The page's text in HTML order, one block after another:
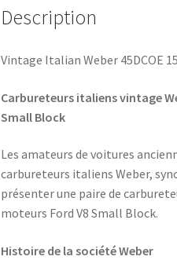
Description
Vintage Italian Weber 45DCOE
Carbureteurs italiens vintage
Small Block
Les amateurs de voitures
carbureteurs italiens Weber,
présenter une paire de
moteurs Ford V8 Small Block.
Histoire de la société Weber